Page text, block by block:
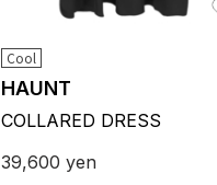
Cool
HAUNT
COLLARED DRESS
39,600 yen